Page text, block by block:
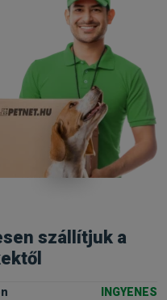
szállítjuk a
INGYENES